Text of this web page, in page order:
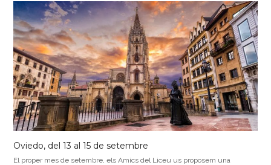
Oviedo, del 13 al 15 de setembre
El proper mes de setembre, els Amics del Liceu us proposem una